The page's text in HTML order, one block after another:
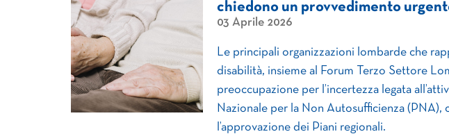
chiedono un provvedimento
03 Aprile 2026
Le principali organizzazioni lombarde che
disabilità, insieme al Forum Terzo Settore
preoccupazione per l’incertezza legata
Nazionale per la Non Autosufficienza (PNA),
l’approvazione dei Piani regionali.